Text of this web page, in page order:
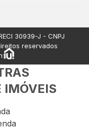
30939-J - CNPJ
reservados
IMÓVEIS